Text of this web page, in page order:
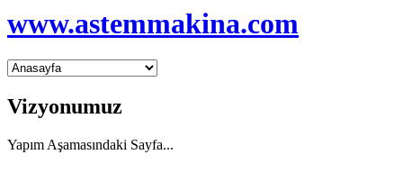
www.astemmakina.com
Vizyonumuz
Yapım Aşamasındaki Sayfa...